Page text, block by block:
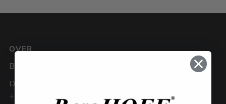
OVER
BergHOFF Benelux
De Weven 3, 3583 Paal
+32 11 92 22 22